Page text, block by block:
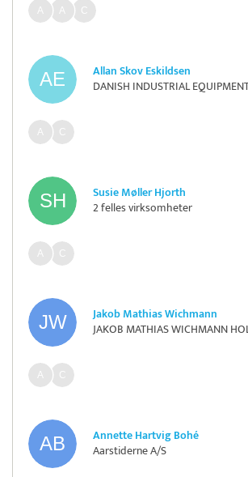
Allan Skov Eskildsen
DANISH INDUSTRIAL
Susie Møller Hjorth
2 felles virksomheter
Jakob Mathias Wichmann
JAKOB MATHIAS WICHMANN
Annette Hartvig Bohé
Aarstiderne A/S